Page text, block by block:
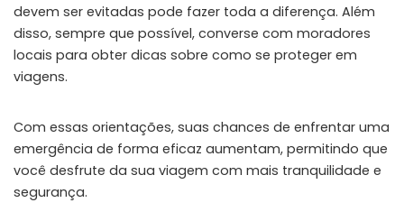
devem ser evitadas pode fazer toda a diferença. Além
disso, sempre que possível, converse com moradores
locais para obter dicas sobre como se proteger em
viagens.
Com essas orientações, suas chances de enfrentar uma
emergência de forma eficaz aumentam, permitindo que
você desfrute da sua viagem com mais tranquilidade e
segurança.